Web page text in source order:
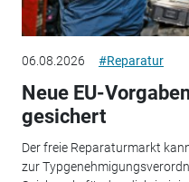
06.08.2026 #Reparatur
Neue EU-
gesichert
Der freie Reparaturmarkt
zur